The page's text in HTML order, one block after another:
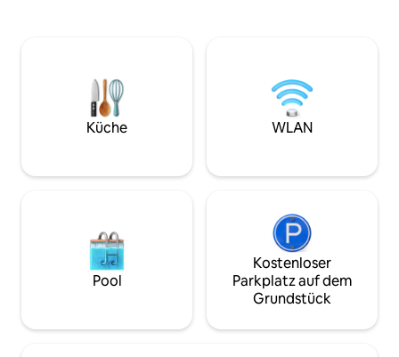
können frei genutzt werden. Das
Ferienhaus wird vermietet nach dem
Prinzip „Fühl dich wie zuhause und räum
selbst auf“. Bitte bringe deine eigene
uns auch Bettwäsche für 8 €/Person
aus Tradition und
Bettwäsche 15 €/
und Handtuch).
Herbst.
Küche WLAN
Pool
Kostenloser
Parkplatz auf dem
Grundstück